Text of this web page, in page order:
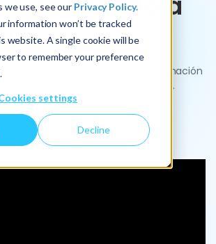
we use, see our Privacy Policy.
information won’t be tracked
website. A single cookie will be
to remember your preference
settings
Decline
FP&A de Anaplan integrando estimación
estratégicas y gestión de OpEx.